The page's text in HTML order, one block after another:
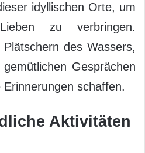
idyllischen Orte, um
zu verbringen.
des Wassers,
Gesprächen
schaffen.
Aktivitäten